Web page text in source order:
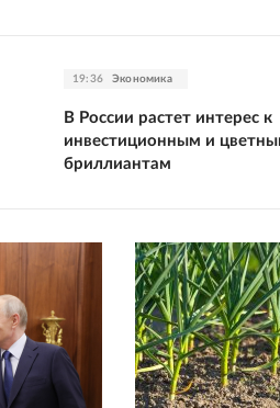
19:36 Экономика
В России растет интерес к
инвестиционным и
бриллиантам